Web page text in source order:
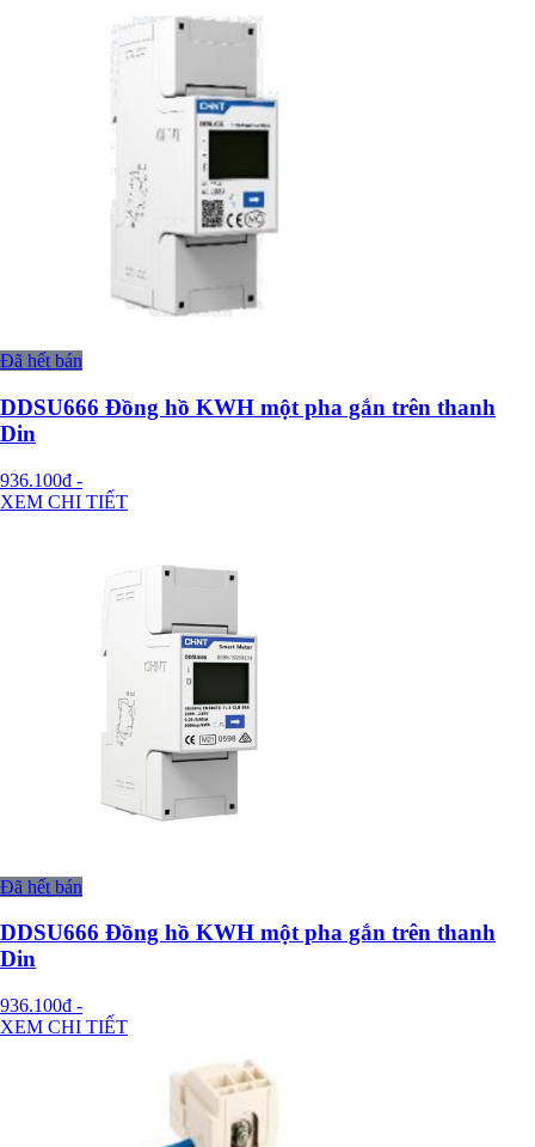
Đã hết bán
DDSU666 Đồng hồ KWH một pha gắn trên thanh
Din
936.100đ -
XEM CHI TIẾT
Đã hết bán
DDSU666 Đồng hồ KWH một pha gắn trên thanh
Din
936.100đ -
XEM CHI TIẾT